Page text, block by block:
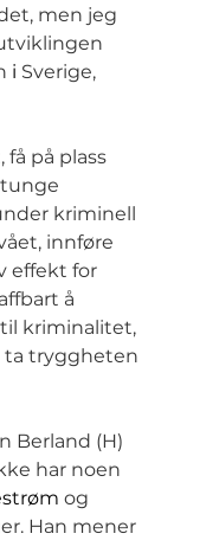
men jeg
i Sverige,
på plass
kriminell
innføre
effekt for
å
kriminalitet,
ta tryggheten
Berland (H)
har noen
og
Han mener